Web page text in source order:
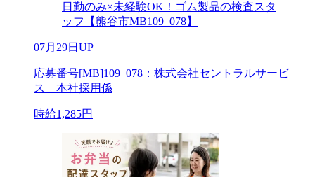
日勤のみ×未経験OK！ゴム製品の検査スタ
ッフ【熊谷市MB109_078】
07月29日UP
応募番号[MB]109_078：株式会社セントラルサービ
ス 本社採用係
時給1,285円